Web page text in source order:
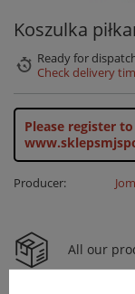
Koszulka
Ready for
Check delivery
Please register
Producer:
All our